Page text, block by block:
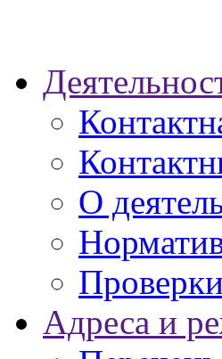
О
Проверки
Адреса и